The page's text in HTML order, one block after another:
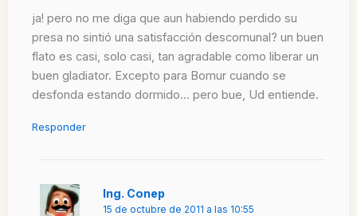
ja! pero no me diga que aun habiendo perdido su
presa no sintió una satisfacción descomunal? un buen
flato es casi, solo casi, tan agradable como liberar un
buen gladiator. Excepto para Bomur cuando se
desfonda estando dormido… pero bue, Ud entiende.
Responder
Ing. Conep
15 de octubre de 2011 a las 10:55